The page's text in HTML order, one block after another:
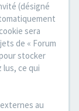
(désigné
sera
de « Forum
stocker
ce qui
au